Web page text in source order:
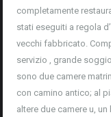
completamente
stati eseguiti a regola
vecchi fabbricato.
servizio , grande
sono due camere
con camino antico; al
altere due camere u,